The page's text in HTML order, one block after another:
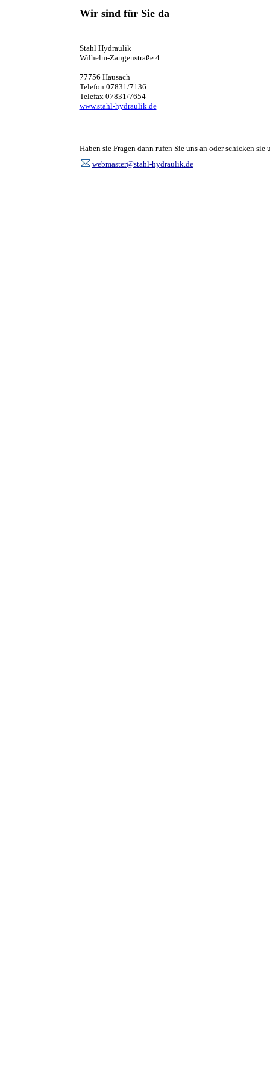
Wir sind für Sie da
Stahl Hydraulik
Wilhelm-Zangenstraße 4
77756 Hausach
Telefon 07831/7136
Telefax 07831/7654
www.stahl-hydraulik.de
Haben sie Fragen dann rufen Sie uns an oder schicken sie
webmaster@stahl-hydraulik.de